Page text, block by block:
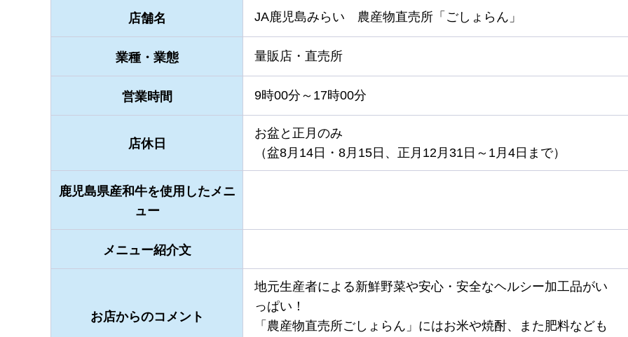
店舗名 JA鹿児島みらい 農産物直売所「ごしょらん」
業種・業態 量販店・直売所
営業時間 9時00分～17時00分
店休日
お盆と正月のみ
（盆8月14日・8月15日、正月12月31日～1月4日まで）
鹿児島県産和牛を使用したメニ
ュー
メニュー紹介文
お店からのコメント
地元生産者による新鮮野菜や安心・安全なヘルシー加工品がい
っぱい！
「農産物直売所ごしょらん」にはお米や焼酎、また肥料なども